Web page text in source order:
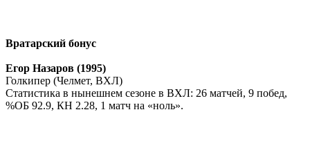
Вратарский бонус
Егор Назаров (1995)
Голкипер (Челмет, ВХЛ)
Статистика в нынешнем сезоне в ВХЛ: 26 матчей, 9 побед,
%ОБ 92.9, КН 2.28, 1 матч на «ноль».